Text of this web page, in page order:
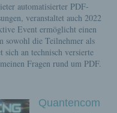
automatisierter PDF-
veranstaltet auch 2022
Event ermöglicht einen
sowohl die Teilnehmer als
sich an technisch versierte
Fragen rund um PDF.
Quantencom